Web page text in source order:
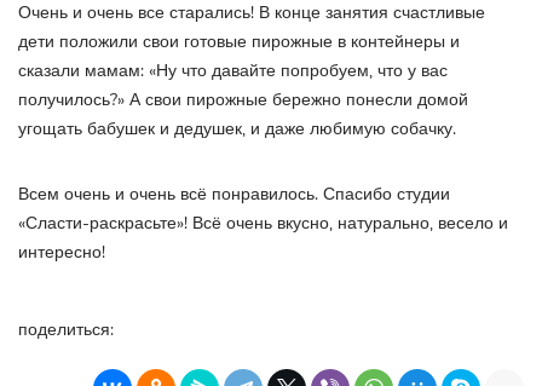
Очень и очень все старались! В конце занятия счастливые
дети положили свои готовые пирожные в контейнеры и
сказали мамам: «Ну что давайте попробуем, что у вас
получилось?» А свои пирожные бережно понесли домой
угощать бабушек и дедушек, и даже любимую собачку.
Всем очень и очень всё понравилось. Спасибо студии
«Сласти-раскрасьте»! Всё очень вкусно, натурально, весело и
интересно!
поделиться: